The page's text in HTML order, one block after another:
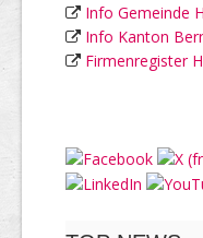
Info Gemeinde
Info Kanton
Firmenregister